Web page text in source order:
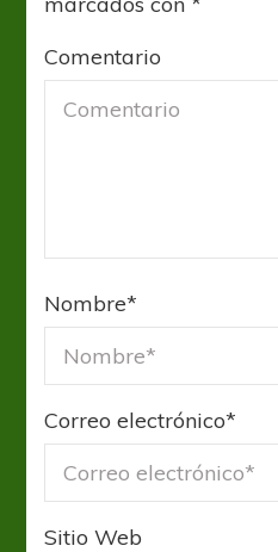
Comentario
Nombre*
Correo electrónico*
Sitio Web